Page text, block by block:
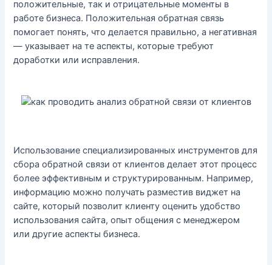
положительные, так и отрицательные моменты в
работе бизнеса. Положительная обратная связь
помогает понять, что делается правильно, а негативная
— указывает на те аспекты, которые требуют
доработки или исправления.
Использование специализированных инструментов для
сбора обратной связи от клиентов делает этот процесс
более эффективным и структурированным. Например,
информацию можно получать разместив виджет на
сайте, который позволит клиенту оценить удобство
использования сайта, опыт общения с менеджером
или другие аспекты бизнеса.